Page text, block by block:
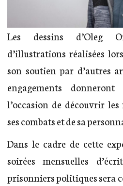
Les dessins d’Oleg
d’illustrations réalisées
son soutien par d’autres
engagements
l’occasion de découvrir
ses combats et de sa
Dans le cadre de cette
soirées mensuelles
prisonniers politiques sera